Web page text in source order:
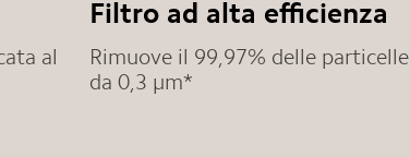
al
Filtro ad alta efficienza
Rimuove il 99,97% delle particelle
da 0,3 μm*